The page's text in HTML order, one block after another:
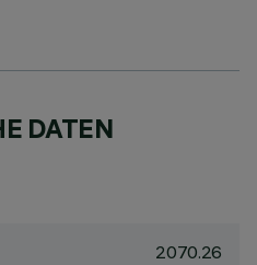
DATEN
2070.26